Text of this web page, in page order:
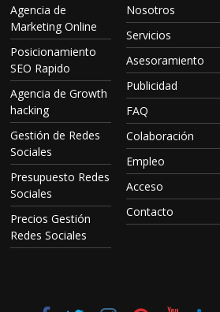
Agencia de
Marketing Online
Posicionamiento
SEO Rapido
Agencia de Growth
hacking
Gestión de Redes
Sociales
Presupuesto Redes
Sociales
Precios Gestión
Redes Sociales
Nosotros
Servicios
Asesoramiento
Publicidad
FAQ
Colaboración
Empleo
Acceso
Contacto